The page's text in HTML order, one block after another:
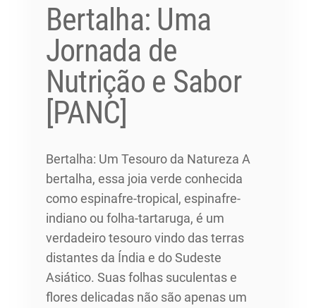
Bertalha: Uma
Jornada de
Nutrição e Sabor
[PANC]
Bertalha: Um Tesouro da Natureza A
bertalha, essa joia verde conhecida
como espinafre-tropical, espinafre-
indiano ou folha-tartaruga, é um
verdadeiro tesouro vindo das terras
distantes da Índia e do Sudeste
Asiático. Suas folhas suculentas e
flores delicadas não são apenas um